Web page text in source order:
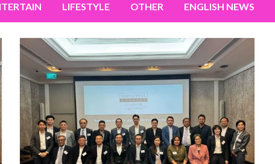
LIFESTYLE OTHER ENGLISH NEWS